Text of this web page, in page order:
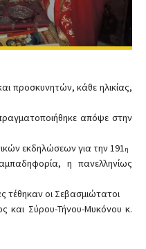
προσκυνητών, κάθε ηλικίας,
απόψε στην
εκδηλώσεων για την 191η
η πανελληνίως
τέθηκαν οι Σεβασμιώτατοι
και Σύρου-Τήνου-Μυκόνου κ.